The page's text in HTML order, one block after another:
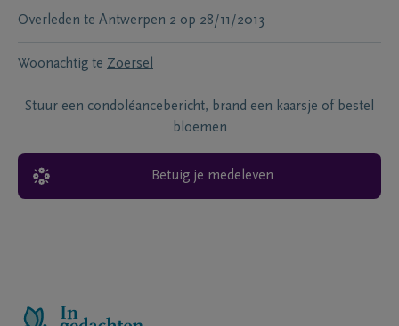
Overleden te Antwerpen 2 op 28/11/2013
Woonachtig te Zoersel
Stuur een condoléancebericht, brand een kaarsje of bestel
bloemen
Betuig je medeleven